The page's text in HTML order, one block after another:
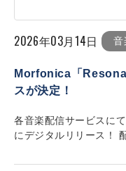
2026年03月14日 音
Morfonica「
スが決定！
各音楽配信サービスに
にデジタルリリース！